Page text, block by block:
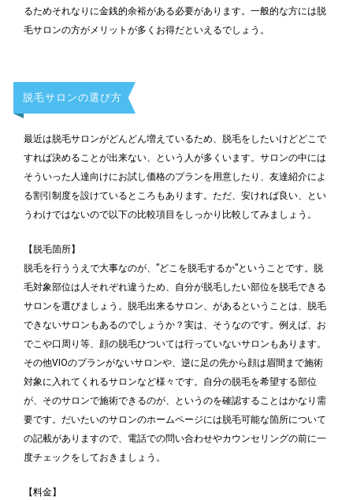
るためそれなりに金銭的余裕がある必要があります。一般的な方には脱
毛サロンの方がメリットが多くお得だといえるでしょう。
脱毛サロンの選び方
最近は脱毛サロンがどんどん増えているため、脱毛をしたいけどどこで
すれば決めることが出来ない、という人が多くいます。サロンの中には
そういった人達向けにお試し価格のプランを用意したり、友達紹介によ
る割引制度を設けているところもあります。ただ、安ければ良い、とい
うわけではないので以下の比較項目をしっかり比較してみましょう。
【脱毛箇所】
脱毛を行ううえで大事なのが、”どこを脱毛するか”ということです。脱
毛対象部位は人それぞれ違うため、自分が脱毛したい部位を脱毛できる
サロンを選びましょう。脱毛出来るサロン、があるということは、脱毛
できないサロンもあるのでしょうか？実は、そうなのです。例えば、お
でこや口周り等、顔の脱毛ひついては行っていないサロンもあります。
その他VIOのプランがないサロンや、逆に足の先から顔は眉間まで施術
対象に入れてくれるサロンなど様々です。自分の脱毛を希望する部位
が、そのサロンで施術できるのが、というのを確認することはかなり需
要です。だいたいのサロンのホームページには脱毛可能な箇所について
の記載がありますので、電話での問い合わせやカウンセリングの前に一
度チェックをしておきましょう。
【料金】